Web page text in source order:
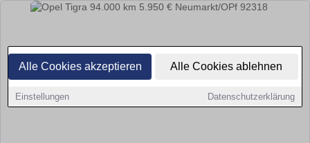
Alle Cookies akzeptieren Alle Cookies ablehnen
Einstellungen Datenschutzerklärung